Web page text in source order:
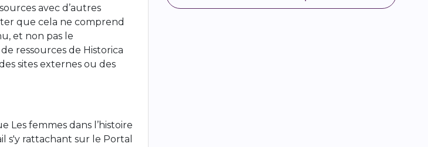
avec d’autres
que cela ne comprend
et non pas le
ressources de Historica
sites externes ou des
Les femmes dans l’histoire
s'y rattachant sur le Portal